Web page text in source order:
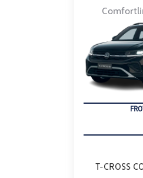
T-CROSS